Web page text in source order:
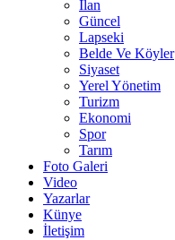
İlan
Güncel
Lapseki
Belde Ve Köyler
Siyaset
Yerel Yönetim
Turizm
Ekonomi
Spor
Tarım
Foto Galeri
Video
Yazarlar
Künye
İletişim